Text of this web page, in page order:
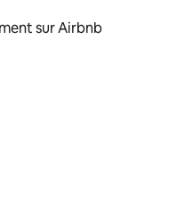
sur Airbnb